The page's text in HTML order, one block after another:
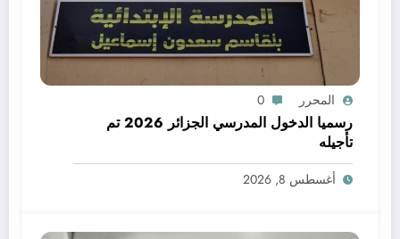
المحرر 0
رسميا الدخول المدرسي الجزائر 2026 تم
تأجيله
أغسطس 8, 2026